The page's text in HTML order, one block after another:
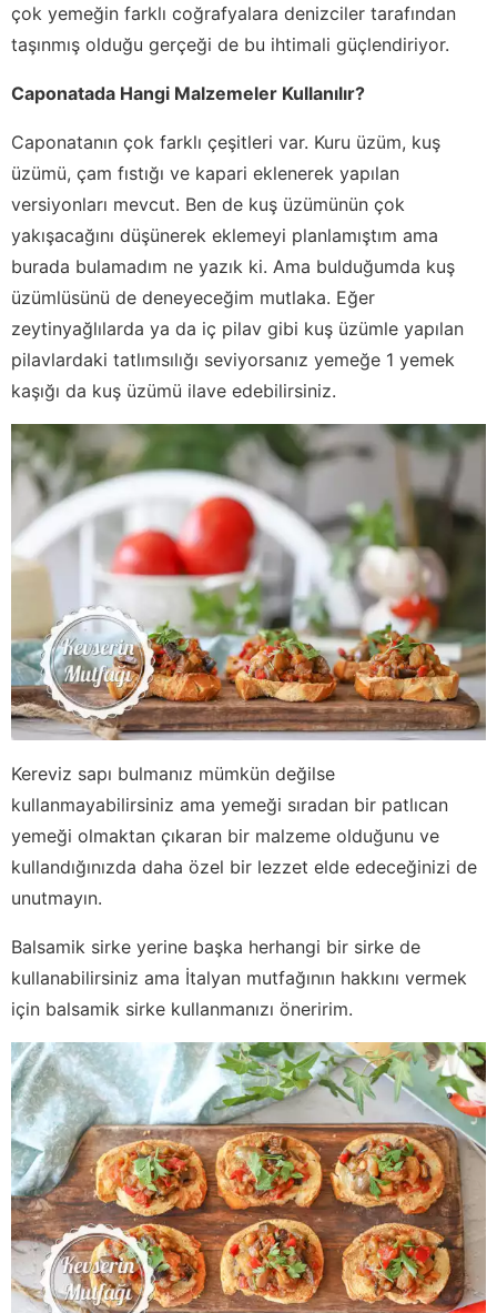
çok yemeğin farklı coğrafyalara denizciler tarafından
taşınmış olduğu gerçeği de bu ihtimali güçlendiriyor.
Caponatada Hangi Malzemeler Kullanılır?
Caponatanın çok farklı çeşitleri var. Kuru üzüm, kuş
üzümü, çam fıstığı ve kapari eklenerek yapılan
versiyonları mevcut. Ben de kuş üzümünün çok
yakışacağını düşünerek eklemeyi planlamıştım ama
burada bulamadım ne yazık ki. Ama bulduğumda kuş
üzümlüsünü de deneyeceğim mutlaka. Eğer
zeytinyağlılarda ya da iç pilav gibi kuş üzümle yapılan
pilavlardaki tatlımsılığı seviyorsanız yemeğe 1 yemek
kaşığı da kuş üzümü ilave edebilirsiniz.
Kereviz sapı bulmanız mümkün değilse
kullanmayabilirsiniz ama yemeği sıradan bir patlıcan
yemeği olmaktan çıkaran bir malzeme olduğunu ve
kullandığınızda daha özel bir lezzet elde edeceğinizi de
unutmayın.
Balsamik sirke yerine başka herhangi bir sirke de
kullanabilirsiniz ama İtalyan mutfağının hakkını vermek
için balsamik sirke kullanmanızı öneririm.